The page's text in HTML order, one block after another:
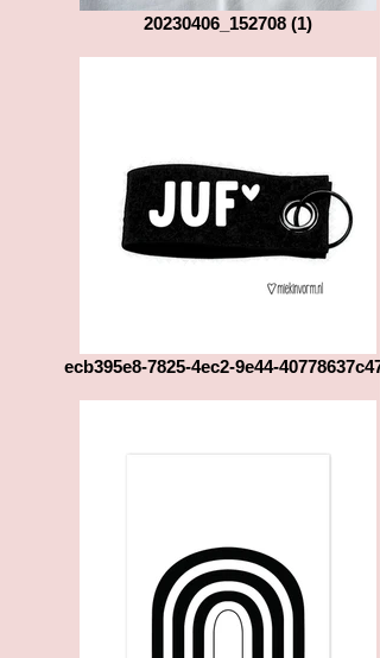
20230406_152708 (1)
ecb395e8-7825-4ec2-9e44-